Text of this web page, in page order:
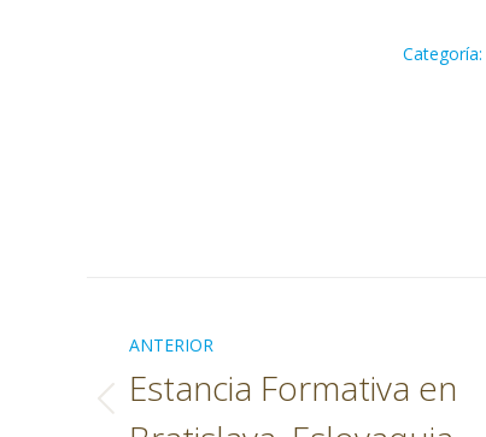
Categoría:
entre
publicaciones
ANTERIOR
Publicación
Estancia Formativa en